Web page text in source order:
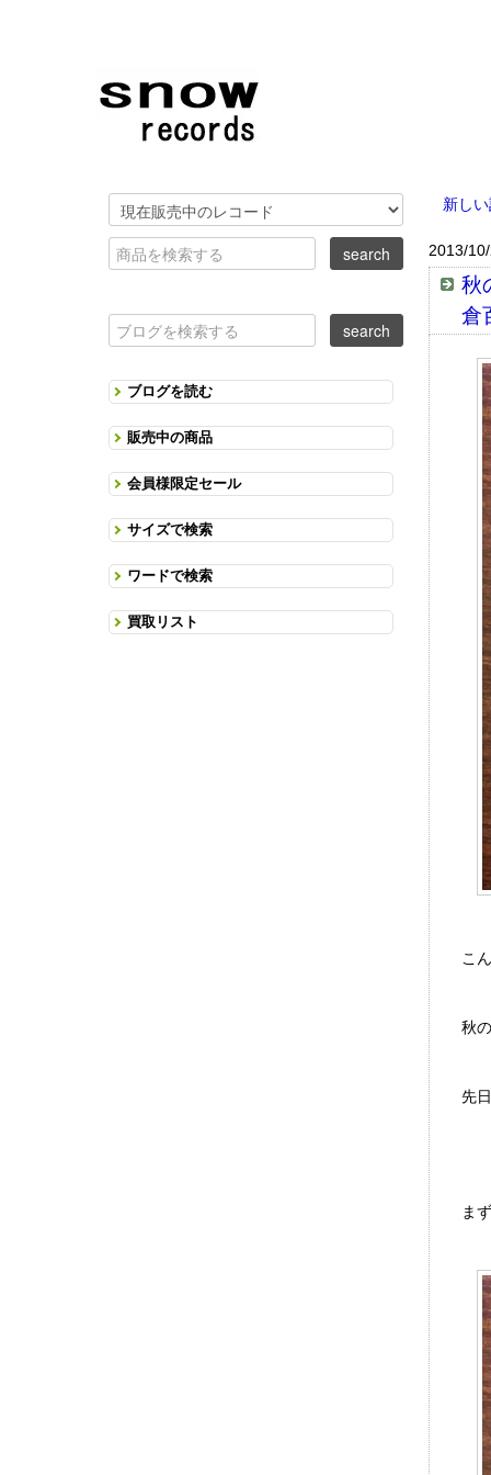
新し
2013/
秋
倉
こ
秋
先
ま
ブログを読む
販売中の商品
会員様限定セール
サイズで検索
ワードで検索
買取リスト